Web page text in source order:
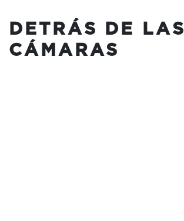
DETRÁS DE LAS
CÁMARAS